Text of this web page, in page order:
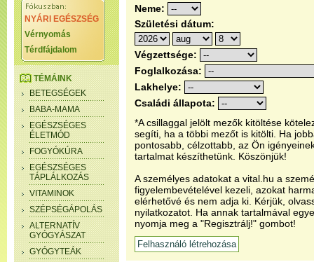
NYÁRI EGÉSZSÉG
Vérnyomás
Térdfájdalom
TÉMÁINK
BETEGSÉGEK
BABA-MAMA
EGÉSZSÉGES
ÉLETMÓD
FOGYÓKÚRA
EGÉSZSÉGES
TÁPLÁLKOZÁS
VITAMINOK
SZÉPSÉGÁPOLÁS
ALTERNATÍV
GYÓGYÁSZAT
GYÓGYTEÁK
Neme:
Születési dátum:
Végzettsége:
Foglalkozása:
Lakhelye:
Családi állapota:
*A csillaggal jelölt mezők kitöltése
segíti, ha a többi mezőt is kitölti. Ha
pontosabb, célzottabb, az Ön
tartalmat készíthetünk. Köszönjük!
A személyes adatokat a vital.hu a
figyelembevételével kezeli, azokat
elérhetővé és nem adja ki. Kérjük,
nyilatkozatot. Ha annak tartalmával
nyomja meg a "Regisztrálj!" gombot!